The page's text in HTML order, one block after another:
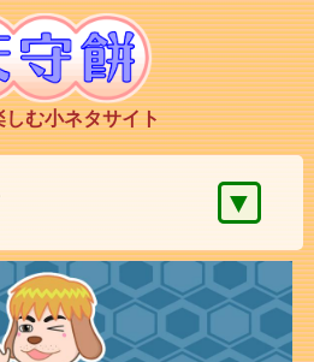
しむ小ネタサイト
▼